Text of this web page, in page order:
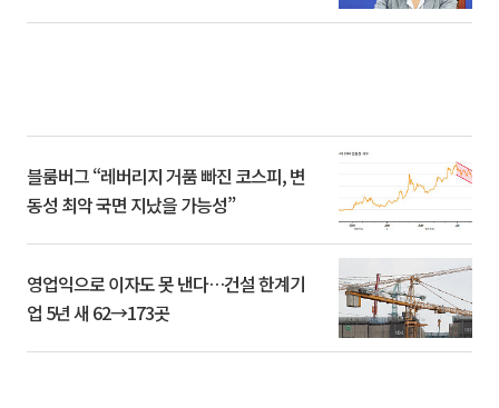
블룸버그 “레버리지 거품 빠진 코스피, 변
동성 최악 국면 지났을 가능성”
영업익으로 이자도 못 낸다…건설 한계기
업 5년 새 62→173곳